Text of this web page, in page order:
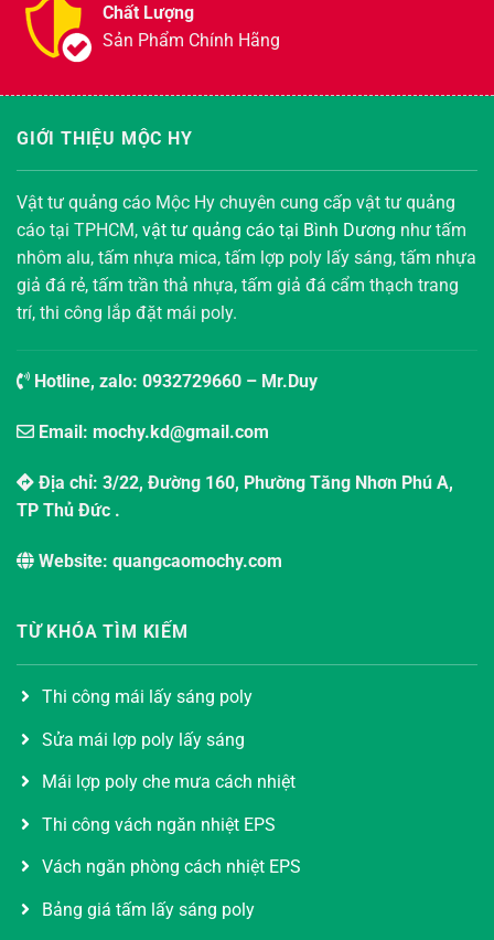
Chất Lượng
Sản Phẩm Chính Hãng
GIỚI THIỆU MỘC HY
Vật tư quảng cáo Mộc Hy chuyên cung cấp vật tư quảng
cáo tại TPHCM, vật tư quảng cáo tại Bình Dương như tấm
nhôm alu, tấm nhựa mica, tấm lợp poly lấy sáng, tấm nhựa
giả đá rẻ, tấm trần thả nhựa, tấm giả đá cẩm thạch trang
trí, thi công lắp đặt mái poly.
Hotline, zalo: 0932729660 – Mr.Duy
Email: mochy.kd@gmail.com
Địa chỉ: 3/22, Đường 160, Phường Tăng Nhơn Phú A,
TP Thủ Đức .
Website: quangcaomochy.com
TỪ KHÓA TÌM KIẾM
Thi công mái lấy sáng poly
Sửa mái lợp poly lấy sáng
Mái lợp poly che mưa cách nhiệt
Thi công vách ngăn nhiệt EPS
Vách ngăn phòng cách nhiệt EPS
Bảng giá tấm lấy sáng poly